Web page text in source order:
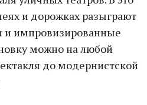
и дорожках разыграют
и импровизированные
можно на любой
до модернистской